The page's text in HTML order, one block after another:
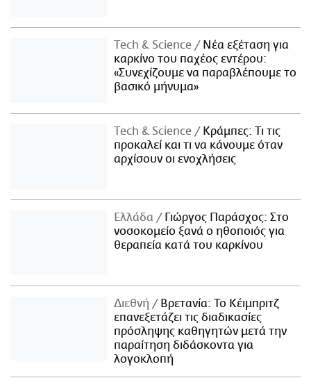
Τech & Science
Νέα εξέταση για
καρκίνο του παχέος εντέρου:
«Συνεχίζουμε να παραβλέπουμε το
βασικό μήνυμα»
Τech & Science
Κράμπες: Τι τις
προκαλεί και τι να κάνουμε όταν
αρχίσουν οι ενοχλήσεις
Ελλάδα
Γιώργος Παράσχος: Στο
νοσοκομείο ξανά ο ηθοποιός για
θεραπεία κατά του καρκίνου
Διεθνή
Βρετανία: Το Κέιμπριτζ
επανεξετάζει τις διαδικασίες
πρόσληψης καθηγητών μετά την
παραίτηση διδάσκοντα για
λογοκλοπή